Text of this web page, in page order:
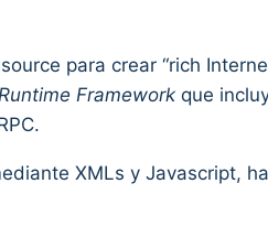
para crear “rich
Runtime Framework que
XMLs y Javascript,